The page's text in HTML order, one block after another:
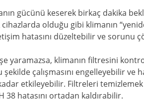
gücünü keserek birkaç dakika
olduğu gibi klimanın
hatasını düzeltebilir ve sorunu
yaramazsa, klimanın filtresini
şekilde çalışmasını engelleyebilir
etkileyebilir. Filtreleri
38 hatasını ortadan kaldırabilir.